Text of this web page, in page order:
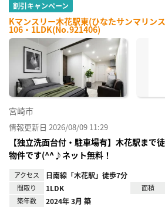
割引キャンペーン
Kマンスリー木花駅東(ひなたサンマリン
106・1LDK(No.921406)
宮崎市
情報更新日 2026/08/09 11:29
【独立洗面台付・駐車場有】木花駅ま
物件です(^^♪ネット無料！
アクセス 日南線「木花駅」徒歩7分
間取り 1LDK 面積
築年数 2024年 3月 築